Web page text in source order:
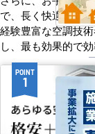
で、長く快適にご
経験豊富な空調技
し、最も効果的で
POINT
1